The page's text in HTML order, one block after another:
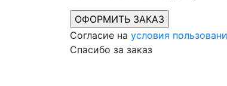
Согласие на условия
Спасибо за заказ